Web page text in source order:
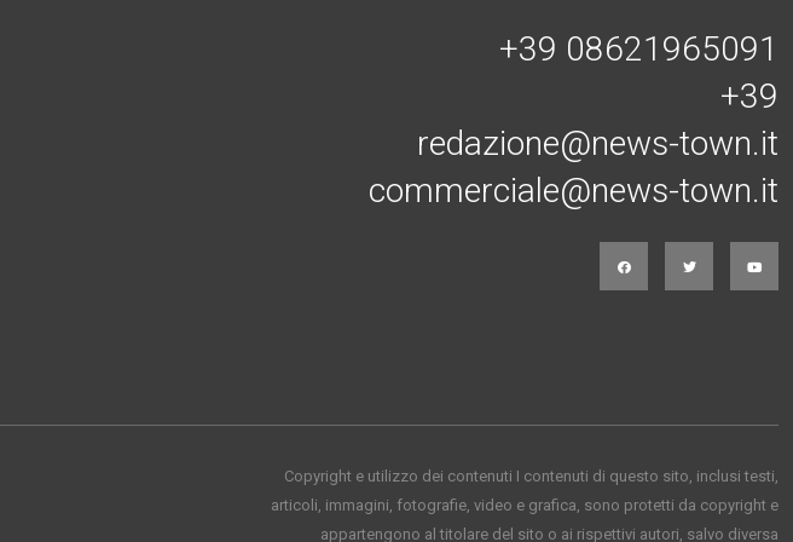
+39 08621965091
+39
redazione@news-town.it
commerciale@news-town.it
Copyright e utilizzo dei contenuti I contenuti di questo sito, inclusi testi,
articoli, immagini, fotografie, video e grafica, sono protetti da copyright e
appartengono al titolare del sito o ai rispettivi autori, salvo diversa